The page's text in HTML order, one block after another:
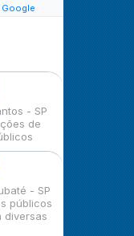
Google
- SP
de
- SP
públicos
diversas